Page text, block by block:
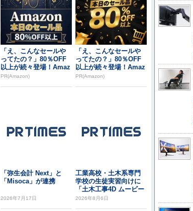
「え、こんなセールや
ってたの？」80％OFF
以上が続々登場！Amaz
onの本気が...
PR(Amazon)
「え、こんなセールや
ってたの？」80％OFF
以上が続々登場！Amaz
onの本気が...
PR(Amazon)
「弥生会計 Next」と
「Misoca」が連携
2026年7月17日
工業高校・土木系専門
学校の生徒実習向けに
「土木工事4D ムービー
メーカー アカデ...
2026年8月6日